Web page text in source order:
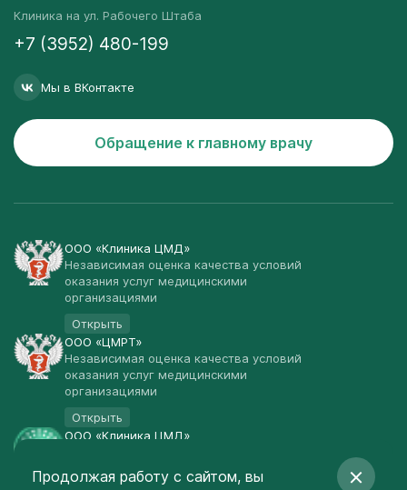
Клиника на ул. Рабочего Штаба
+7 (3952) 480-199
Мы в ВКонтакте
Обращение к главному врачу
ООО «Клиника ЦМД»
Независимая оценка качества условий
оказания услуг медицинскими
организациями
Открыть
ООО «ЦМРТ»
Независимая оценка качества условий
оказания услуг медицинскими
организациями
Открыть
ООО «Клиника ЦМД»
Открыть
Продолжая работу с сайтом, вы